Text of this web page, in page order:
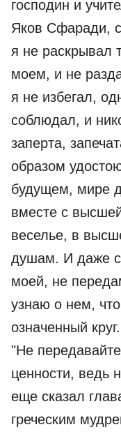
господин и
Яков Сфаради,
я не раскрывал
моем, и не
я не избегал,
соблюдал, и
заперта,
образом
будущем, мире
вместе с
веселье, в
душам. И даже
моей, не
узнаю о нем,
означенный
"Не
ценности, ведь
еще сказал
греческим